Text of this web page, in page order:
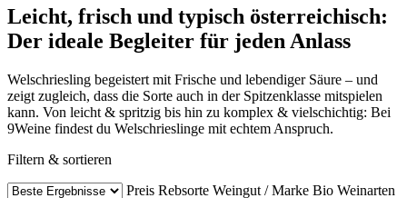
Leicht, frisch und typisch österreichisch:
Der ideale Begleiter für jeden Anlass
Welschriesling begeistert mit Frische und lebendiger Säure – und
zeigt zugleich, dass die Sorte auch in der Spitzenklasse mitspielen
kann. Von leicht & spritzig bis hin zu komplex & vielschichtig: Bei
9Weine findest du Welschrieslinge mit echtem Anspruch.
Filtern & sortieren
Preis Rebsorte Weingut / Marke Bio Weinarten